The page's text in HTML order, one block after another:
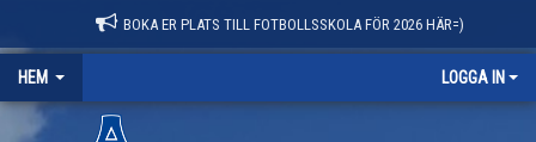
BOKA ER PLATS TILL FOTBOLLSSKOLA FÖR 2026 HÄR=)
HEM LOGGA IN